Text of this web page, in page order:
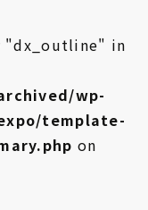
"dx_outline" in
wp-
template-
on